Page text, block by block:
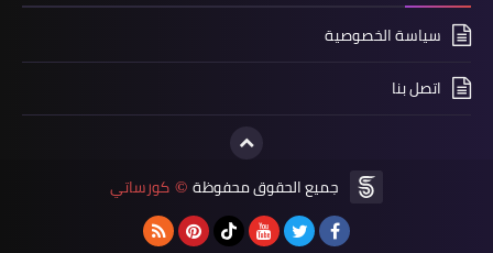
سياسة الخصوصية
اتصل بنا
جميع الحقوق محفوظة © كورساتي